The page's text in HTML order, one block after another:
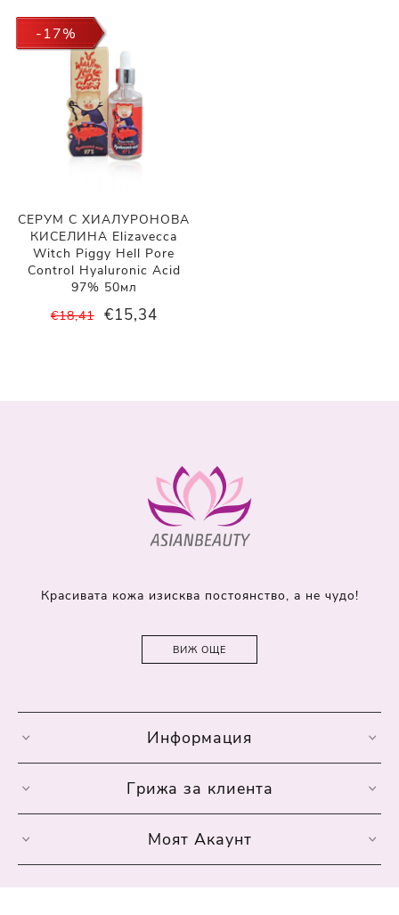
-17%
СЕРУМ С ХИАЛУРОНОВА
КИСЕЛИНА Elizavecca
Witch Piggy Hell Pore
Control Hyaluronic Acid
97% 50мл
€18,41 €15,34
Красивата кожа изисква постоянство, а не чудо!
ВИЖ ОЩЕ
Информация
Грижа за клиента
Моят Акаунт